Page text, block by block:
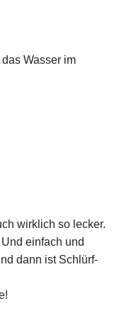
Wasser im
wirklich so lecker.
einfach und
dann ist Schlürf-